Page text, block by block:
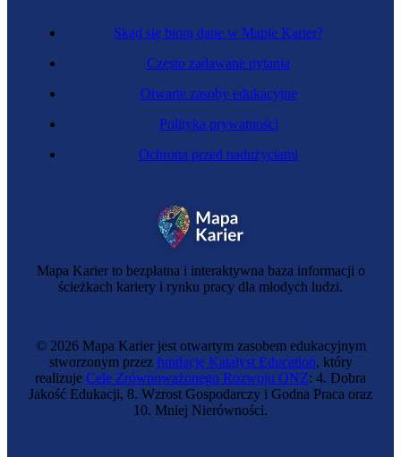
Mapa Karier to bezpłatna i interaktywna baza informacji o
ścieżkach kariery i rynku pracy dla młodych ludzi.
Skąd się biorą dane w Mapie Karier?
Często zadawane pytania
Otwarte zasoby edukacyjne
Polityka prywatności
Ochrona przed nadużyciami
© 2026 Mapa Karier jest otwartym zasobem edukacyjnym
stworzonym przez fundację Katalyst Education, który
realizuje Cele Zrównoważonego Rozwoju ONZ: 4. Dobra
Jakość Edukacji, 8. Wzrost Gospodarczy i Godna Praca oraz
10. Mniej Nierówności.